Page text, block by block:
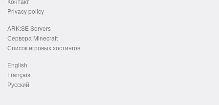
Privacy policy
ARK:SE Servers
Сервера Minecraft
Список игровых хостингов
English
Français
Русский